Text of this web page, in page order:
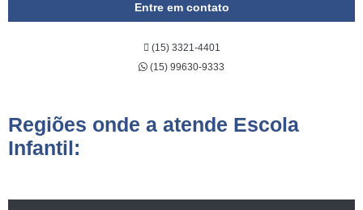
Entre em contato
(15) 3321-4401
(15) 99630-9333
Regiões onde a atende Escola
Infantil: